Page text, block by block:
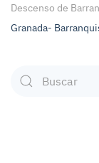
Descenso de
Granada-